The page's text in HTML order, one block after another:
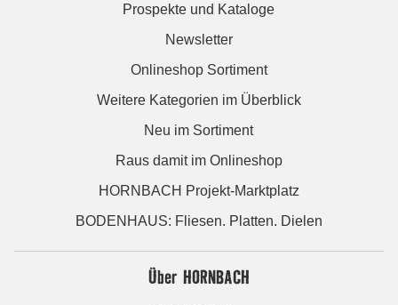
Prospekte und Kataloge
Newsletter
Onlineshop Sortiment
Weitere Kategorien im Überblick
Neu im Sortiment
Raus damit im Onlineshop
HORNBACH Projekt-Marktplatz
BODENHAUS: Fliesen. Platten. Dielen
Über HORNBACH